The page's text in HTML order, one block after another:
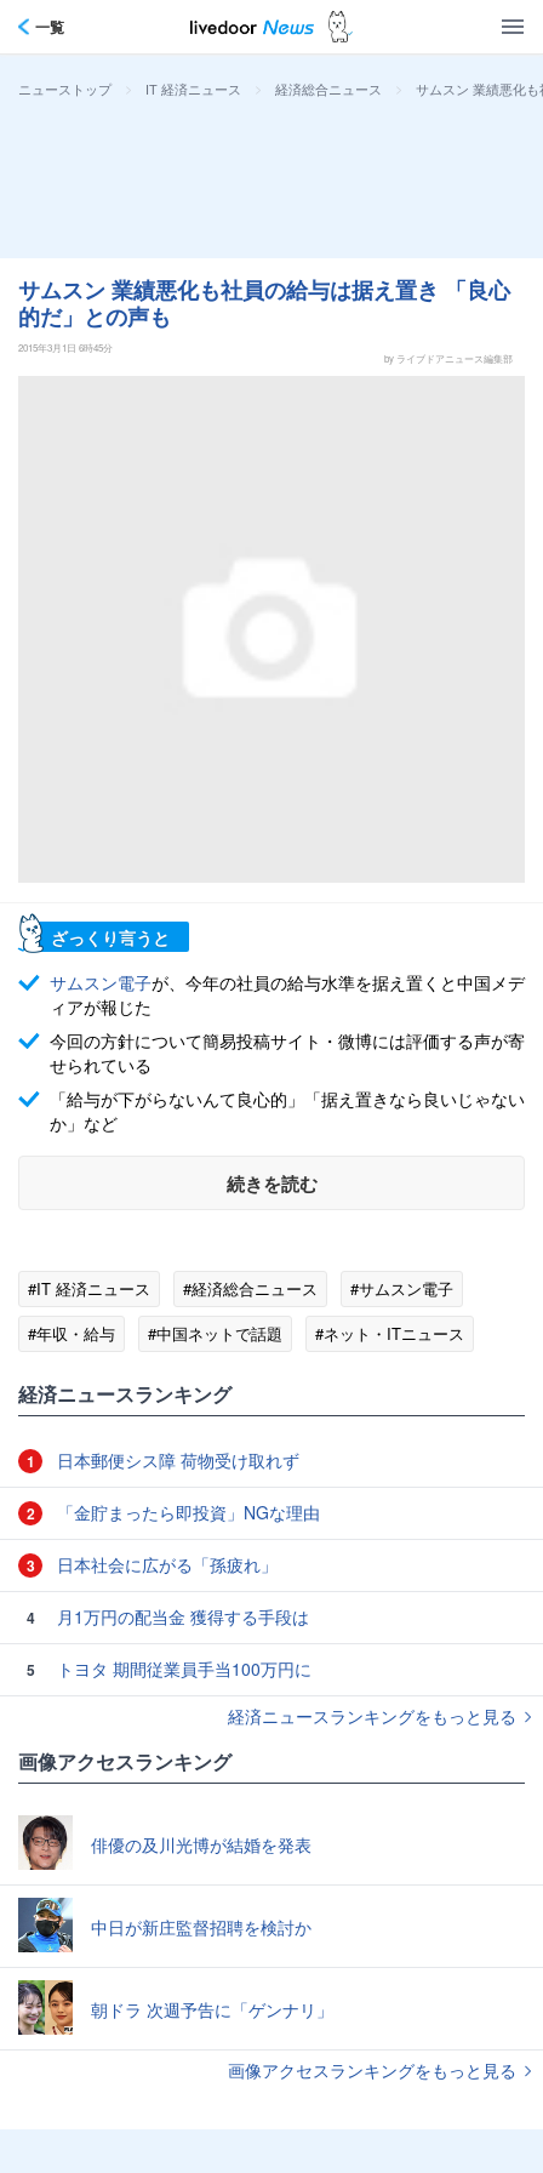
一覧
ニューストップ > IT 経済ニュース > 経済総合ニュース > サムスン 業績悪化
サムスン 業績悪化も社員の給与は据え置き 「良心
的だ」との声も
2015年3月1日 6時45分
by ライブドアニュース編集部
ざっくり言うと
サムスン電子が、今年の社員の給与水準を据え置くと中国メデ
ィアが報じた
今回の方針について簡易投稿サイト・微博には評価する声が寄
せられている
「給与が下がらないんて良心的」「据え置きなら良いじゃない
か」など
続きを読む
#IT 経済ニュース #経済総合ニュース
#サムスン電子
#年収・給与
#中国ネットで話題 #ネット・ITニュース
経済ニュースランキング
1 日本郵便シス障 荷物受け取れず
2 「金貯まったら即投資」NGな理由
3 日本社会に広がる「孫疲れ」
4 月1万円の配当金 獲得する手段は
5
トヨタ 期間従業員手当100万円に
経済ニュースランキングをもっと見る
画像アクセスランキング
俳優の及川光博が結婚を発表
中日が新庄監督招聘を検討か
朝ドラ 次週予告に「ゲンナリ」
画像アクセスランキングをもっと見る